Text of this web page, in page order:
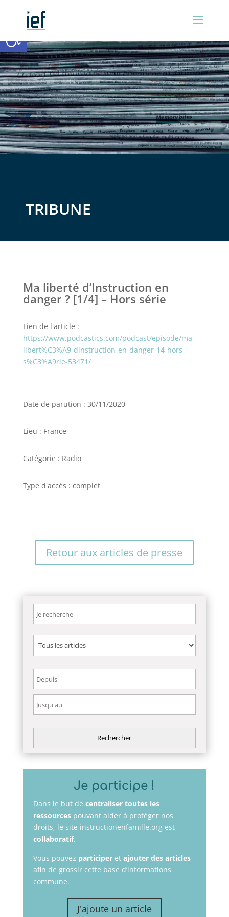
Ouvrir la barre d’outils
TRIBUNE
Ma liberté d’Instruction en
danger ? [1/4] – Hors série
Lien de l'article :
https://www.podcastics.com/podcast/episode/ma-
libert%C3%A9-dinstruction-en-danger-14-hors-
s%C3%A9rie-53471/
Date de parution : 30/11/2020
Lieu : France
Catégorie : Radio
Type d'accès : complet
Retour aux articles de presse
Je participe !
Dans le but de centraliser toutes les
ressourcespouvant aider à protéger nos
droits, le site instructionenfamille.org est
collaboratif.
Vous pouvez participeret ajouter des articles
afin de grossir cette base d’informations
commune.
J'ajoute un article